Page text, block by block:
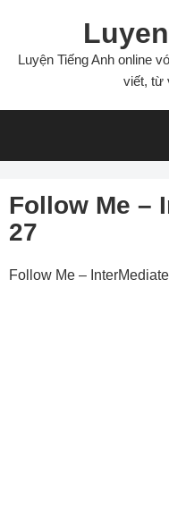
content
Luyện Tiếng Anh online
viết, từ
Follow Me –
27
Follow Me –